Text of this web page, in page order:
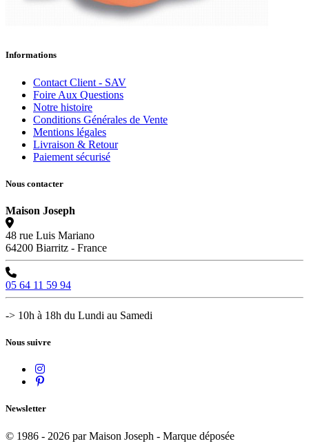
Informations
Contact Client - SAV
Foire Aux Questions
Notre histoire
Conditions Générales de Vente
Mentions légales
Livraison & Retour
Paiement sécurisé
Nous contacter
Maison Joseph
48 rue Luis Mariano
64200 Biarritz - France
05 64 11 59 94
-> 10h à 18h du Lundi au Samedi
Nous suivre
Newsletter
© 1986 - 2026 par Maison Joseph - Marque déposée